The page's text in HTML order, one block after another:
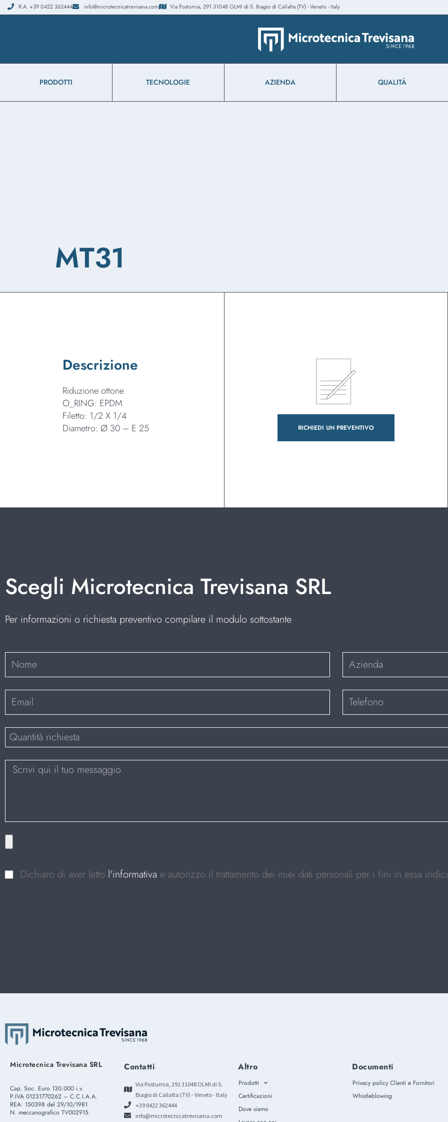
R.A. +39 0422 362444 info@microtecnicatrevisana.com Via Postumia, 291 31048 OLMI di S. Biagio di Callalta (TV) - Veneto - Italy
PRODOTTI TECNOLOGIE AZIENDA QUALITÀ
MT31
Descrizione
Riduzione ottone
O_RING: EPDM
Filetto: 1/2 X 1/4
Diametro: Ø 30 – E 25
RICHIEDI UN PREVENTIVO
Scegli Microtecnica Trevisana SRL
Per informazioni o richiesta preventivo compilare il modulo sottostante
Dichiaro di aver letto l'informativa e autorizzo il trattamento dei miei dati personali per i fini in essa
Microtecnica Trevisana SRL
Cap. Soc. Euro 130.000 i.v.
P.IVA 01231770262 – C.C.I.A.A.
REA: 150398 del 29/10/1981
N. meccanografico TV002915
Contatti
Via Postumia, 291 31048 OLMI di S.
Biagio di Callalta (TV) - Veneto - Italy
+39 0422 362444
info@microtecnicatrevisana.com
Altro
Prodotti
Certificazioni
Dove siamo
Documenti
Privacy policy Clienti e Fornitori
Whistleblowing